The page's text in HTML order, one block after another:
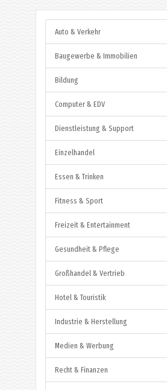
Auto & Verkehr
Baugewerbe & Immobilien
Bildung
Computer & EDV
Dienstleistung & Support
Einzelhandel
Essen & Trinken
Fitness & Sport
Freizeit & Entertainment
Gesundheit & Pflege
Großhandel & Vertrieb
Hotel & Touristik
Industrie & Herstellung
Medien & Werbung
Recht & Finanzen